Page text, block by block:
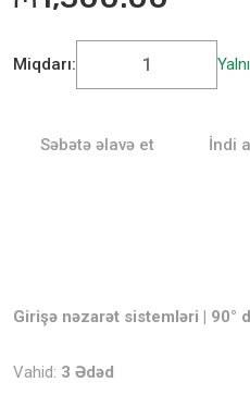
Miqdarı:
Səbətə əlavə et İndi
Girişə nəzarət sistemləri | 90°
Vahid: 3 Ədəd